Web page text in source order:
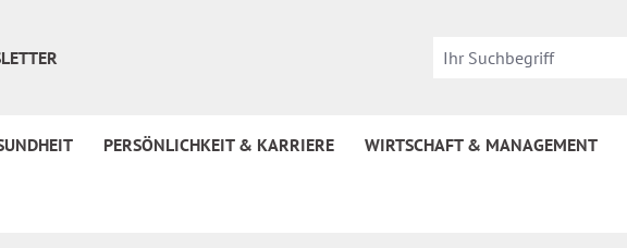
PERSÖNLICHKEIT & KARRIERE WIRTSCHAFT & MANAGEMENT